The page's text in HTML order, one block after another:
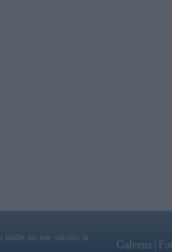
klubs un nav saistīts ar
Galvena